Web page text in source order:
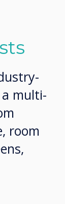
multi-
room